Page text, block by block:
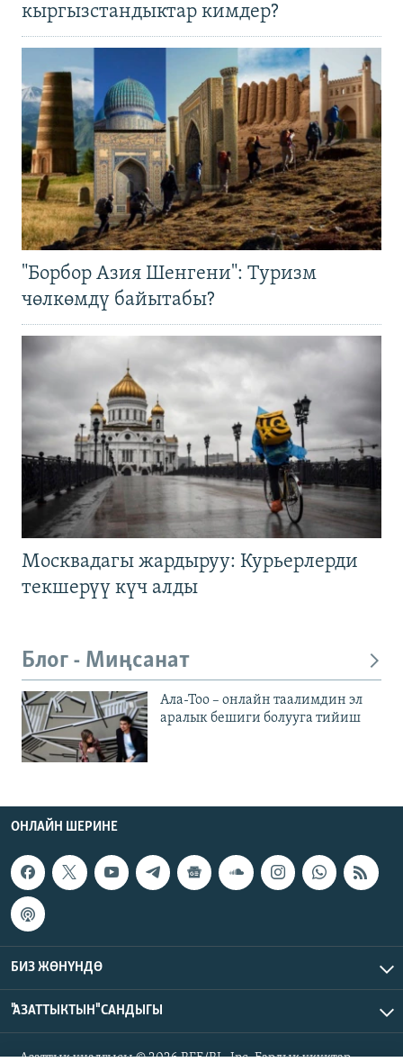
кыргызстандыктар кимдер?
"Борбор Азия Шенгени": Туризм
чөлкөмдү байытабы?
Москвадагы жардыруу: Курьерлерди
текшерүү күч алды
Блог - Миңсанат
Ала-Тоо – онлайн таалимдин эл
аралык бешиги болууга тийиш
ОНЛАЙН ШЕРИНЕ
БИЗ ЖӨНҮНДӨ
"АЗАТТЫКТЫН" САНДЫГЫ
Азаттык үналгысы © 2026 RFE/RL, Inc. Бардык укуктар